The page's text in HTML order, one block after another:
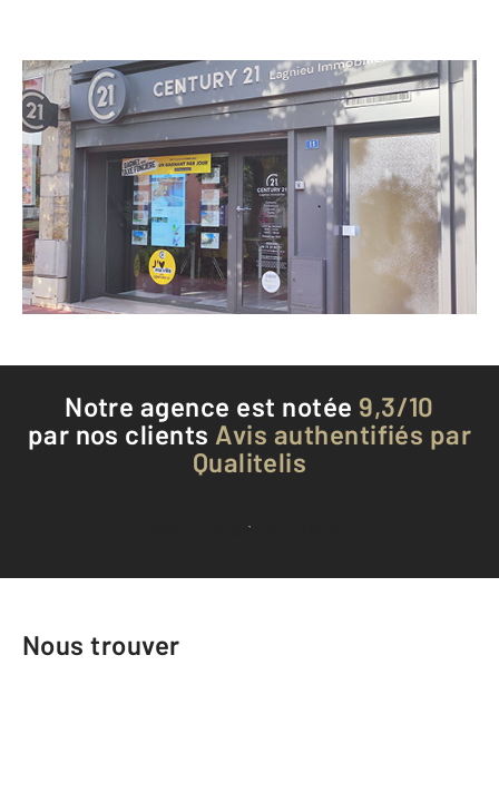
CENTURY 21 Lagnieu Immobilier
11 place des Fontaines d'Or
LAGNIEU - 01150
Envoyer un message
Téléphoner à l'agence
Notre agence est notée 9,3/10
par nos clients Avis authentifiés par
Qualitelis
Voir tous les avis clients
Nous trouver